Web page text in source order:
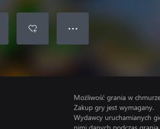
● ● ●
Możliwość grania w
Zakup gry jest wymagany.
Wydawcy uruchamianych